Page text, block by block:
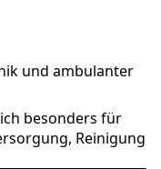
und ambulanter
besonders für
Reinigung